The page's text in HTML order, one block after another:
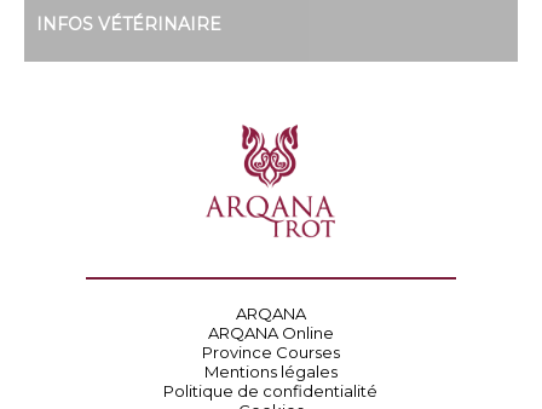
INFOS VÉTÉRINAIRE
ARQANA
ARQANA Online
Province Courses
Mentions légales
Politique de confidentialité